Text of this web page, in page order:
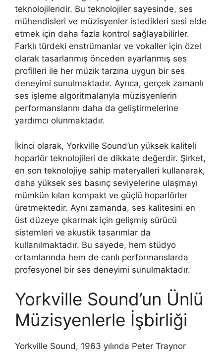
teknolojileridir. Bu teknolojiler sayesinde, ses
mühendisleri ve müzisyenler istedikleri sesi elde
etmek için daha fazla kontrol sağlayabilirler.
Farklı türdeki enstrümanlar ve vokaller için özel
olarak tasarlanmış önceden ayarlanmış ses
profilleri ile her müzik tarzına uygun bir ses
deneyimi sunulmaktadır. Ayrıca, gerçek zamanlı
ses işleme algoritmalarıyla müzisyenlerin
performanslarını daha da geliştirmelerine
yardımcı olunmaktadır.
İkinci olarak, Yorkville Sound’un yüksek kaliteli
hoparlör teknolojileri de dikkate değerdir. Şirket,
en son teknolojiye sahip materyalleri kullanarak,
daha yüksek ses basınç seviyelerine ulaşmayı
mümkün kılan kompakt ve güçlü hoparlörler
üretmektedir. Aynı zamanda, ses kalitesini en
üst düzeye çıkarmak için gelişmiş sürücü
sistemleri ve akustik tasarımlar da
kullanılmaktadır. Bu sayede, hem stüdyo
ortamlarında hem de canlı performanslarda
profesyonel bir ses deneyimi sunulmaktadır.
Yorkville Sound’un Ünlü
Müzisyenlerle İşbirliği
Yorkville Sound, 1963 yılında Peter Traynor